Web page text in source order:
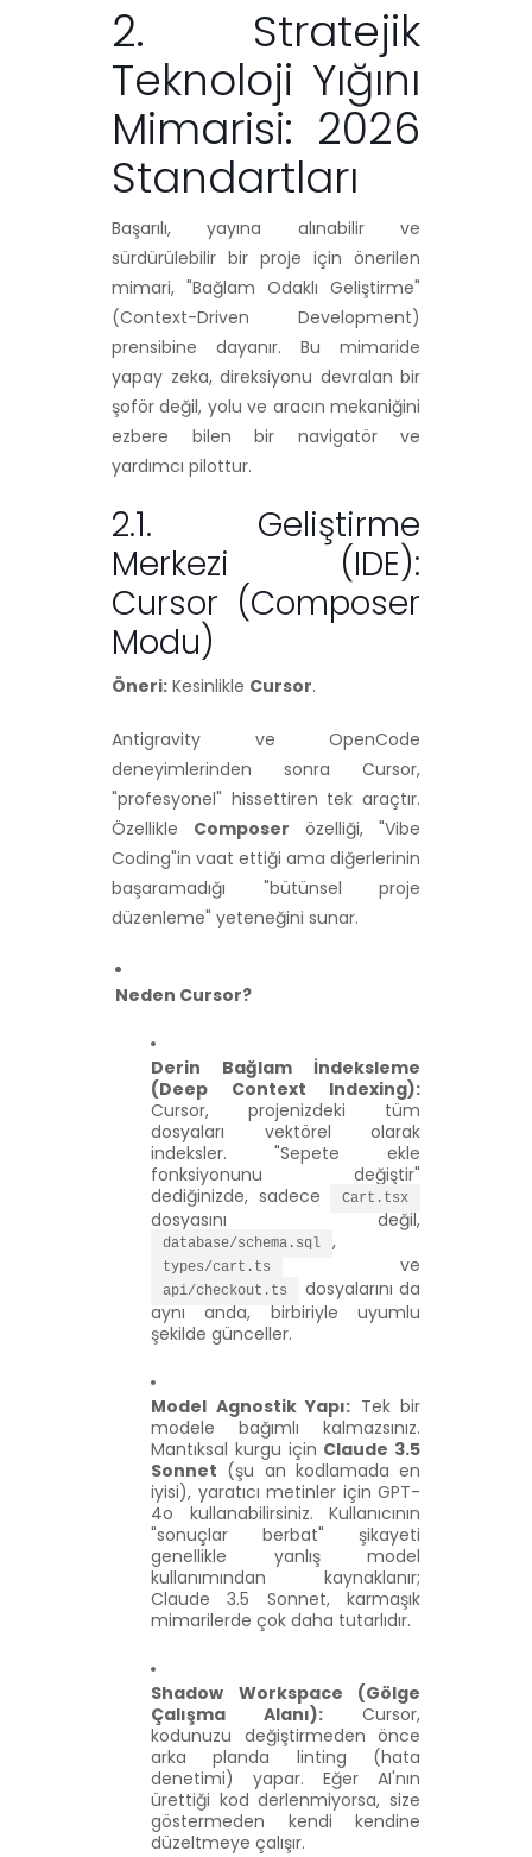
2. Stratejik
Teknoloji Yığını
Mimarisi: 2026
Standartları
Başarılı, yayına alınabilir ve
sürdürülebilir bir proje için önerilen
mimari, "Bağlam Odaklı Geliştirme"
(Context-Driven Development)
prensibine dayanır. Bu mimaride
yapay zeka, direksiyonu devralan bir
şoför değil, yolu ve aracın mekaniğini
ezbere bilen bir navigatör ve
yardımcı pilottur.
2.1. Geliştirme
Merkezi (IDE):
Cursor (Composer
Modu)
Öneri: Kesinlikle Cursor.
Antigravity ve OpenCode
deneyimlerinden sonra Cursor,
"profesyonel" hissettiren tek araçtır.
Özellikle Composer özelliği, "Vibe
Coding"in vaat ettiği ama diğerlerinin
başaramadığı "bütünsel proje
düzenleme" yeteneğini sunar.
Neden Cursor?
Derin Bağlam İndeksleme
(Deep Context Indexing):
Cursor, projenizdeki tüm
dosyaları vektörel olarak
indeksler. "Sepete ekle
fonksiyonunu değiştir"
dediğinizde, sadece
Cart.tsx
dosyasını değil,
database/schema.sql ,
types/cart.ts ve
api/checkout.ts
dosyalarını da
aynı anda, birbiriyle uyumlu
şekilde günceller.
Model Agnostik Yapı: Tek bir
modele bağımlı kalmazsınız.
Mantıksal kurgu için Claude 3.5
Sonnet (şu an kodlamada en
iyisi), yaratıcı metinler için GPT-
4o kullanabilirsiniz. Kullanıcının
"sonuçlar berbat" şikayeti
genellikle yanlış model
kullanımından kaynaklanır;
Claude 3.5 Sonnet, karmaşık
mimarilerde çok daha tutarlıdır.
Shadow Workspace (Gölge
Çalışma Alanı): Cursor,
kodunuzu değiştirmeden önce
arka planda linting (hata
denetimi) yapar. Eğer AI'nın
ürettiği kod derlenmiyorsa, size
göstermeden kendi kendine
düzeltmeye çalışır.